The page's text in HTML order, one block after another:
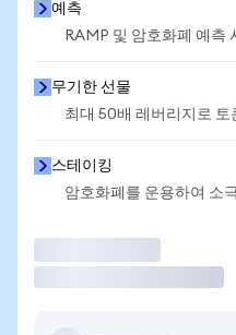
예측
RAMP 및 암호화폐 예측
무기한 선물
최대 50배 레버리지로 토
스테이킹
암호화폐를 운용하여 소